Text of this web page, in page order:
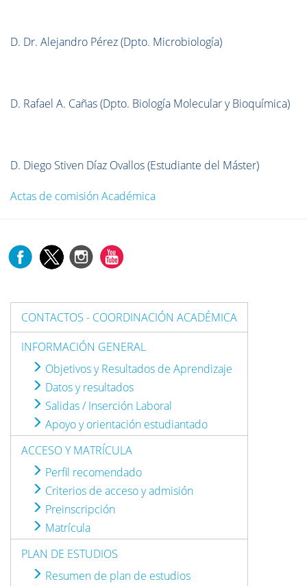
D. Dr. Alejandro Pérez (Dpto. Microbiología)
D. Rafael A. Cañas (Dpto. Biología Molecular y Bioquímica)
D. Diego Stiven Díaz Ovallos (Estudiante del Máster)
Actas de comisión Académica
CONTACTOS - COORDINACIÓN ACADÉMICA
INFORMACIÓN GENERAL
Objetivos y Resultados de Aprendizaje
Datos y resultados
Salidas / Inserción Laboral
Apoyo y orientación estudiantado
ACCESO Y MATRÍCULA
Perfil recomendado
Criterios de acceso y admisión
Preinscripción
Matrícula
PLAN DE ESTUDIOS
Resumen de plan de estudios